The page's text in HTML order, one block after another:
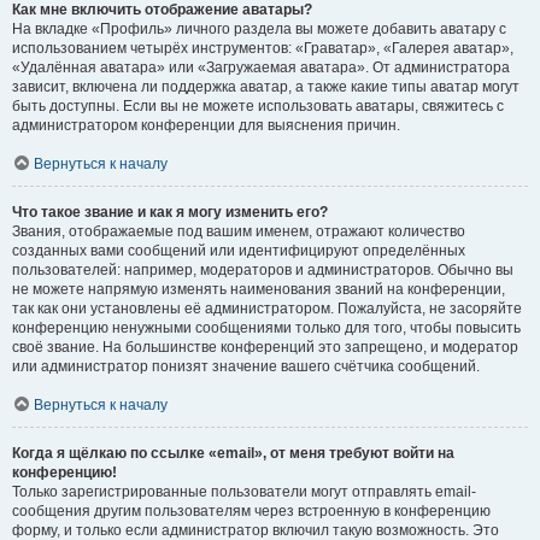
Как мне включить отображение аватары?
На вкладке «Профиль» личного раздела вы можете добавить аватару с
использованием четырёх инструментов: «Граватар», «Галерея аватар»,
«Удалённая аватара» или «Загружаемая аватара». От администратора
зависит, включена ли поддержка аватар, а также какие типы аватар могут
быть доступны. Если вы не можете использовать аватары, свяжитесь с
администратором конференции для выяснения причин.
Вернуться к началу
Что такое звание и как я могу изменить его?
Звания, отображаемые под вашим именем, отражают количество
созданных вами сообщений или идентифицируют определённых
пользователей: например, модераторов и администраторов. Обычно вы
не можете напрямую изменять наименования званий на конференции,
так как они установлены её администратором. Пожалуйста, не засоряйте
конференцию ненужными сообщениями только для того, чтобы повысить
своё звание. На большинстве конференций это запрещено, и модератор
или администратор понизят значение вашего счётчика сообщений.
Вернуться к началу
Когда я щёлкаю по ссылке «email», от меня требуют войти на
конференцию!
Только зарегистрированные пользователи могут отправлять email-
сообщения другим пользователям через встроенную в конференцию
форму, и только если администратор включил такую возможность. Это